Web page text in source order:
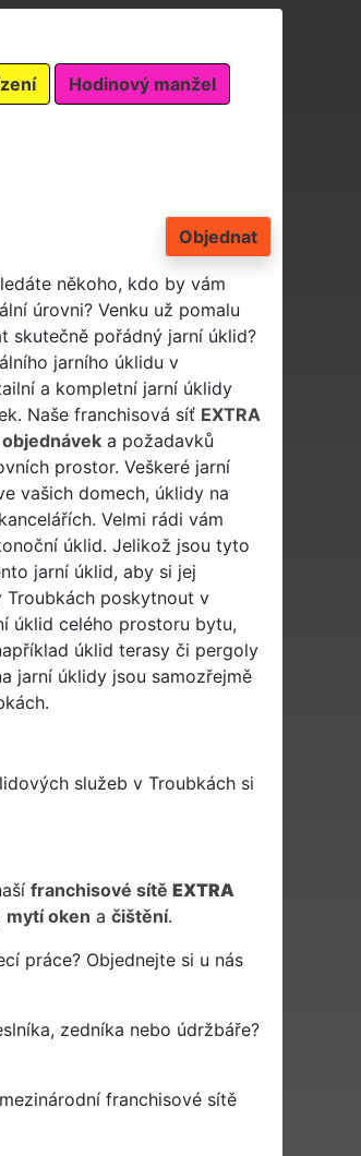
Hodinový manžel
Objednat
někoho, kdo by vám
úrovni? Venku už pomalu
skutečně pořádný jarní úklid?
jarního úklidu v
a kompletní jarní úklidy
Naše franchisová síť EXTRA
a požadavků
prostor. Veškeré jarní
vašich domech, úklidy na
Velmi rádi vám
úklid. Jelikož jsou tyto
jarní úklid, aby si jej
poskytnout v
úklid celého prostoru bytu,
úklid terasy či pergoly
jarní úklidy jsou samozřejmě
služeb v Troubkách si
franchisové sítě EXTRA
mytí oken a čištění.
práce? Objednejte si u nás
zedníka nebo údržbáře?
franchisové sítě